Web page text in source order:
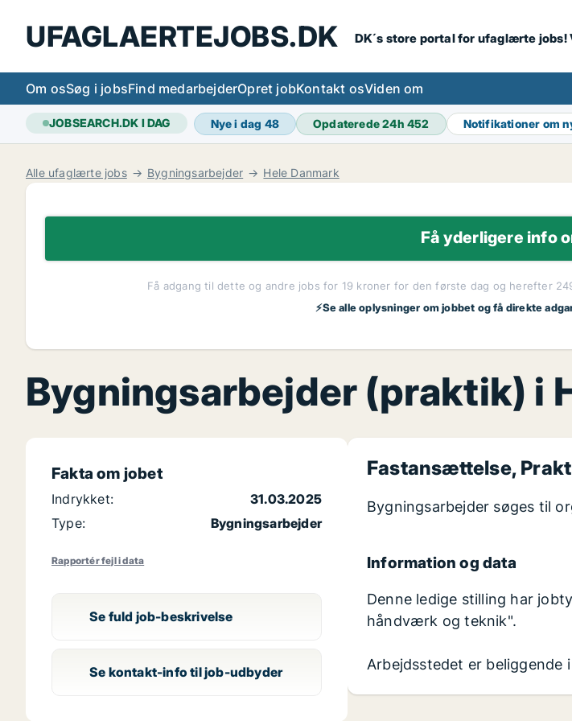
UFAGLAERTEJOBS.DK DK´s store portal for ufaglærte
Om osSøg i jobsFind medarbejderOpret jobKontakt osViden om
JOBSEARCH.DK I DAG Nye i dag 48 Opdaterede 24h452 Notifikationer om
Alle ufaglærte jobs Bygningsarbejder Hele Danmark
Få yderligere info
Få adgang til dette og andre jobs for 19 kroner for den første dag og herefter
⚡Se alle oplysninger om jobbet og få direkte
Bygningsarbejder (praktik) i
Fastansættelse,
Bygningsarbejder søges til
Information og data
Denne ledige stilling har
håndværk og teknik".
Arbejdsstedet er beliggende
Fakta om jobet
Indrykket:
31.03.2025
Type:
Bygningsarbejder
Rapportér fejl i data
Se fuld job-beskrivelse
Se kontakt-info til job-udbyder